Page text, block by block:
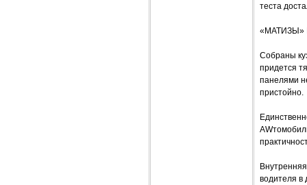
теста
Собраны
придется
панелями
пристойно.
водителя в